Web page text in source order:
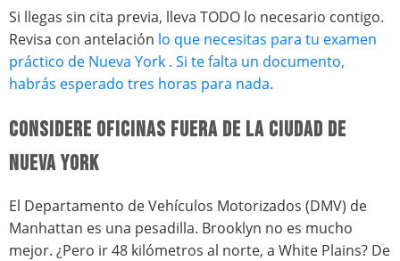
Si llegas sin cita previa, lleva TODO lo necesario contigo.
Revisa con antelación lo que necesitas para tu examen
práctico de Nueva York . Si te falta un documento,
habrás esperado tres horas para nada.
CONSIDERE OFICINAS FUERA DE LA CIUDAD DE
NUEVA YORK
El Departamento de Vehículos Motorizados (DMV) de
Manhattan es una pesadilla. Brooklyn no es mucho
mejor. ¿Pero ir 48 kilómetros al norte, a White Plains? De